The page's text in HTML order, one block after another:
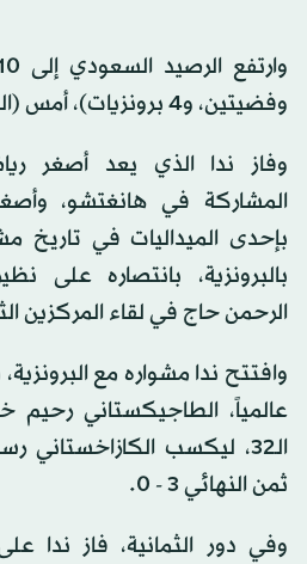
وفضيتين، و4 برونزيات)، أمس (السبت).
وفاز ندا الذي يعد أصغر
المشاركة في هانغتشو،
بإحدى الميداليات في تاريخ
بالبرونزية، بانتصاره على
الرحمن حاج في لقاء المركزين
الـ32، ليكسب
ثمن النهائي 3 - 0.
وفي دور الثمانية، فاز ندا